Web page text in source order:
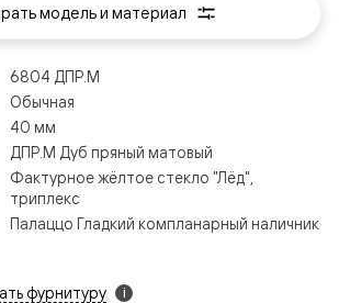
фурнитуру i
6804 ДПР.М
Обычная
40 мм
ДПР.М Дуб пряный матовый
Фактурное жёлтое стекло "Лёд",
триплекс
Палаццо Гладкий компланарный наличник
модель и материал